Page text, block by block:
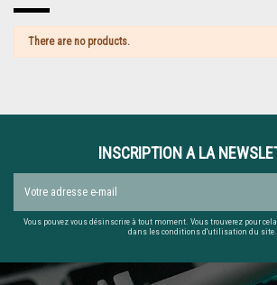
There are no products.
INSCRIPTION A LA
Vous pouvez vous désinscrire à tout moment. Vous trouverez pour
dans les conditions d'utilisation du site.